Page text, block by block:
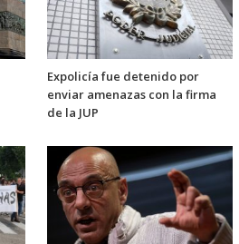
Expolicía fue detenido por
enviar amenazas con la firma
de la JUP